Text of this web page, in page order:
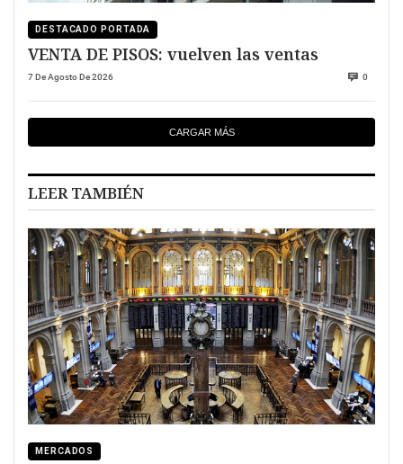
DESTACADO PORTADA
VENTA DE PISOS: vuelven las ventas
7 De Agosto De 2026 0
CARGAR MÁS
LEER TAMBIÉN
MERCADOS